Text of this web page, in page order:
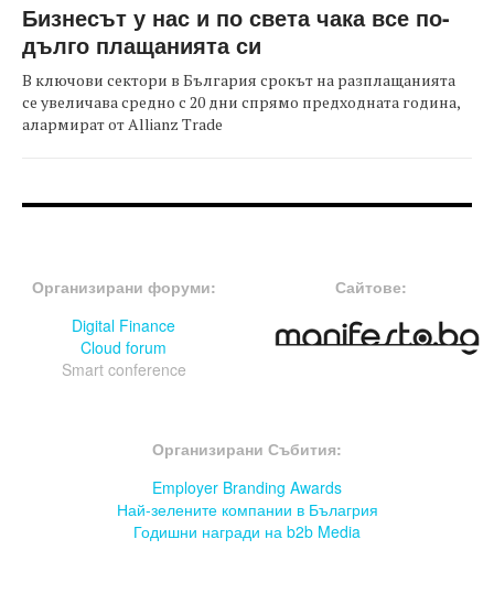
Бизнесът у нас и по света чака все по-
дълго плащанията си
В ключови сектори в България срокът на разплащанията
се увеличава средно с 20 дни спрямо предходната година,
алармират от Allianz Trade
Организирани форуми:
Digital Finance
Cloud forum
Smart conference
Сайтове:
Организирани Събития:
Employer Branding Awards
Най-зелените компании в Бълагрия
Годишни награди на b2b Media